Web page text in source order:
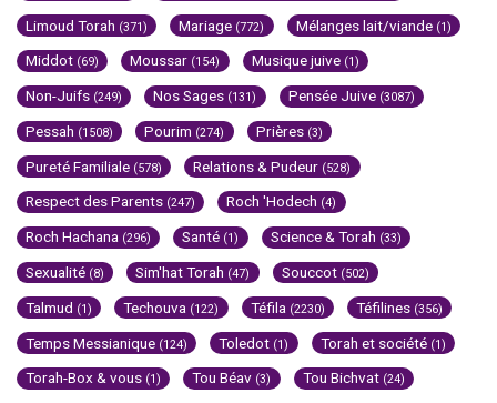
Limoud Torah (371) Mariage (772) Mélanges lait/viande (1)
Middot (69) Moussar (154) Musique juive (1)
Non-Juifs (249) Nos Sages (131) Pensée Juive (3087)
Pessah (1508) Pourim (274) Prières (3)
Pureté Familiale (578) Relations & Pudeur (528)
Respect des Parents (247) Roch 'Hodech (4)
Roch Hachana (296) Santé (1) Science & Torah (33)
Sexualité (8) Sim'hat Torah (47) Souccot (502)
Talmud (1) Techouva (122) Téfila (2230) Téfilines (356)
Temps Messianique (124) Toledot (1) Torah et société (1)
Torah-Box & vous (1) Tou Béav (3) Tou Bichvat (24)